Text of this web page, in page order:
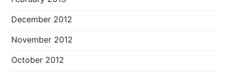
December 2012
November 2012
October 2012